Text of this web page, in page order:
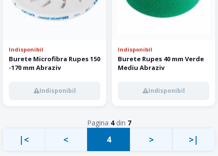
Indisponibil
Burete Microfibra Rupes 150
-170 mm Abraziv
Indisponibil
Indisponibil
Burete Rupes 40 mm Verde
Mediu Abraziv
Indisponibil
Pagina 4din 7
|< < 4 > >|